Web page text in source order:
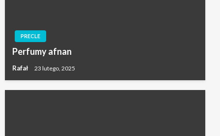
PRECLE
Perfumy afnan
Rafał 23 lutego, 2025